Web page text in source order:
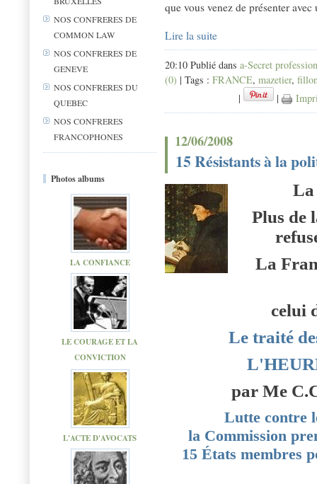
NOS CONFRERES DE
COMMON LAW
NOS CONFRERES DE
GENEVE
NOS CONFRERES DU
QUEBEC
NOS CONFRERES
FRANCOPHONES
Photos albums
LA CONFIANCE
LE COURAGE ET LA
CONVICTION
L'ACTE D'AVOCATS
que vous venez de présenter
Lire la suite
20:10 Publié dans a-Secret
(0) | Tags : FRANCE, mazetier,
|
|
12/06/2008
15 Résistants à la
La
Plus de
La
celui
Le traité
par Me
Lutte contre
la Commission
15 États membres